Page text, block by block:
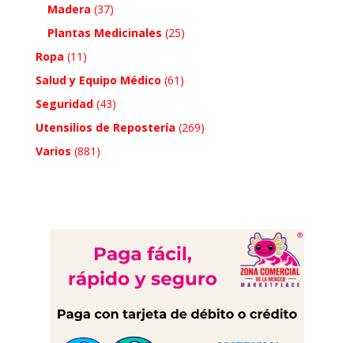
Madera (37)
Plantas Medicinales (25)
Ropa (11)
Salud y Equipo Médico (61)
Seguridad (43)
Utensilios de Repostería (269)
Varios (881)